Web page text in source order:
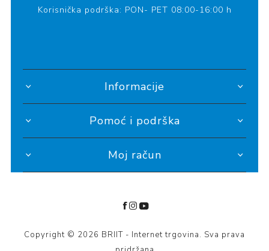
Korisnička podrška: PON- PET 08:00-16:00 h
Informacije
Pomoć i podrška
Moj račun
Copyright © 2026 BRIIT - Internet trgovina. Sva prava